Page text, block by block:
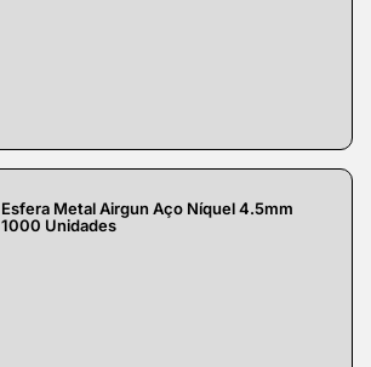
Esfera Metal Airgun Aço Níquel 4.5mm
1000 Unidades